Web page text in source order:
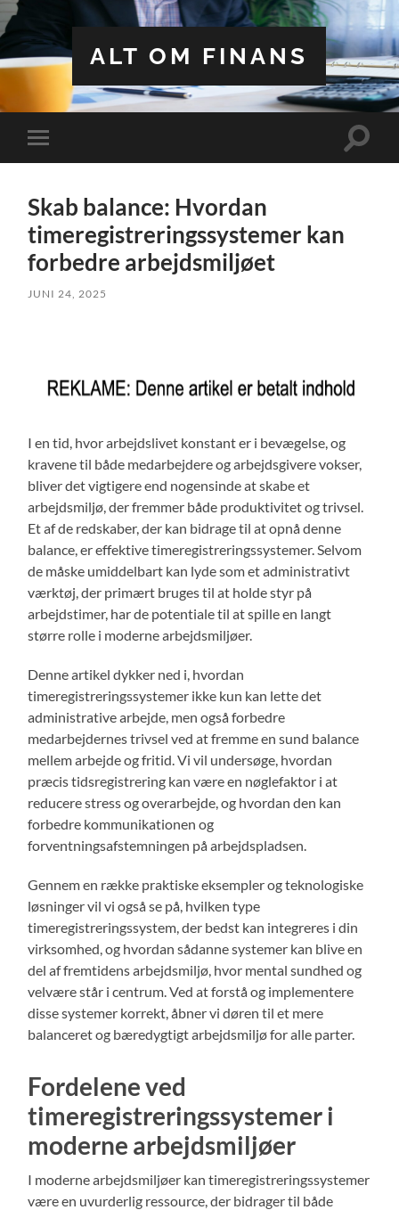
ALT OM FINANS
Toggle
mobile
Toggle
Skab balance: Hvordan
timeregistreringssystemer kan
forbedre arbejdsmiljøet
JUNI 24, 2025
I en tid, hvor arbejdslivet konstant er i bevægelse, og
kravene til både medarbejdere og arbejdsgivere vokser,
bliver det vigtigere end nogensinde at skabe et
arbejdsmiljø, der fremmer både produktivitet og trivsel.
Et af de redskaber, der kan bidrage til at opnå denne
balance, er effektive timeregistreringssystemer. Selvom
de måske umiddelbart kan lyde som et administrativt
værktøj, der primært bruges til at holde styr på
arbejdstimer, har de potentiale til at spille en langt
større rolle i moderne arbejdsmiljøer.
Denne artikel dykker ned i, hvordan
timeregistreringssystemer ikke kun kan lette det
administrative arbejde, men også forbedre
medarbejdernes trivsel ved at fremme en sund balance
mellem arbejde og fritid. Vi vil undersøge, hvordan
præcis tidsregistrering kan være en nøglefaktor i at
reducere stress og overarbejde, og hvordan den kan
forbedre kommunikationen og
forventningsafstemningen på arbejdspladsen.
Gennem en række praktiske eksempler og teknologiske
løsninger vil vi også se på, hvilken type
timeregistreringssystem, der bedst kan integreres i din
virksomhed, og hvordan sådanne systemer kan blive en
del af fremtidens arbejdsmiljø, hvor mental sundhed og
velvære står i centrum. Ved at forstå og implementere
disse systemer korrekt, åbner vi døren til et mere
balanceret og bæredygtigt arbejdsmiljø for alle parter.
Fordelene ved
timeregistreringssystemer i
moderne arbejdsmiljøer
I moderne arbejdsmiljøer kan timeregistreringssystemer
være en uvurderlig ressource, der bidrager til både